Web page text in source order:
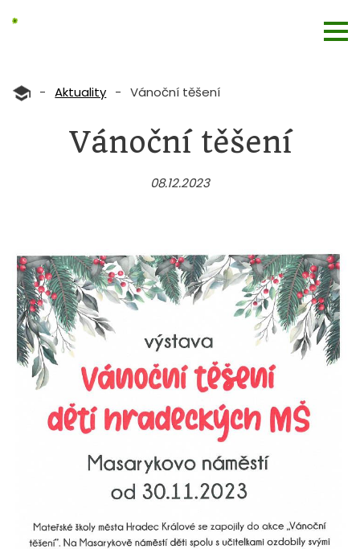
- Aktuality - Vánoční těšení
Vánoční těšení
08.12.2023